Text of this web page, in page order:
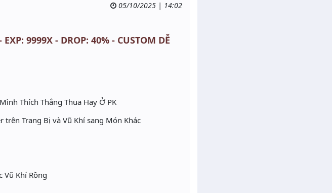
05/10/2025 | 14:02
9999X - DROP: 40% - CUSTOM DỄ
Thích Thắng Thua Hay Ở PK
Trang Bị và Vũ Khí sang Món Khác
Vũ Khí Rồng